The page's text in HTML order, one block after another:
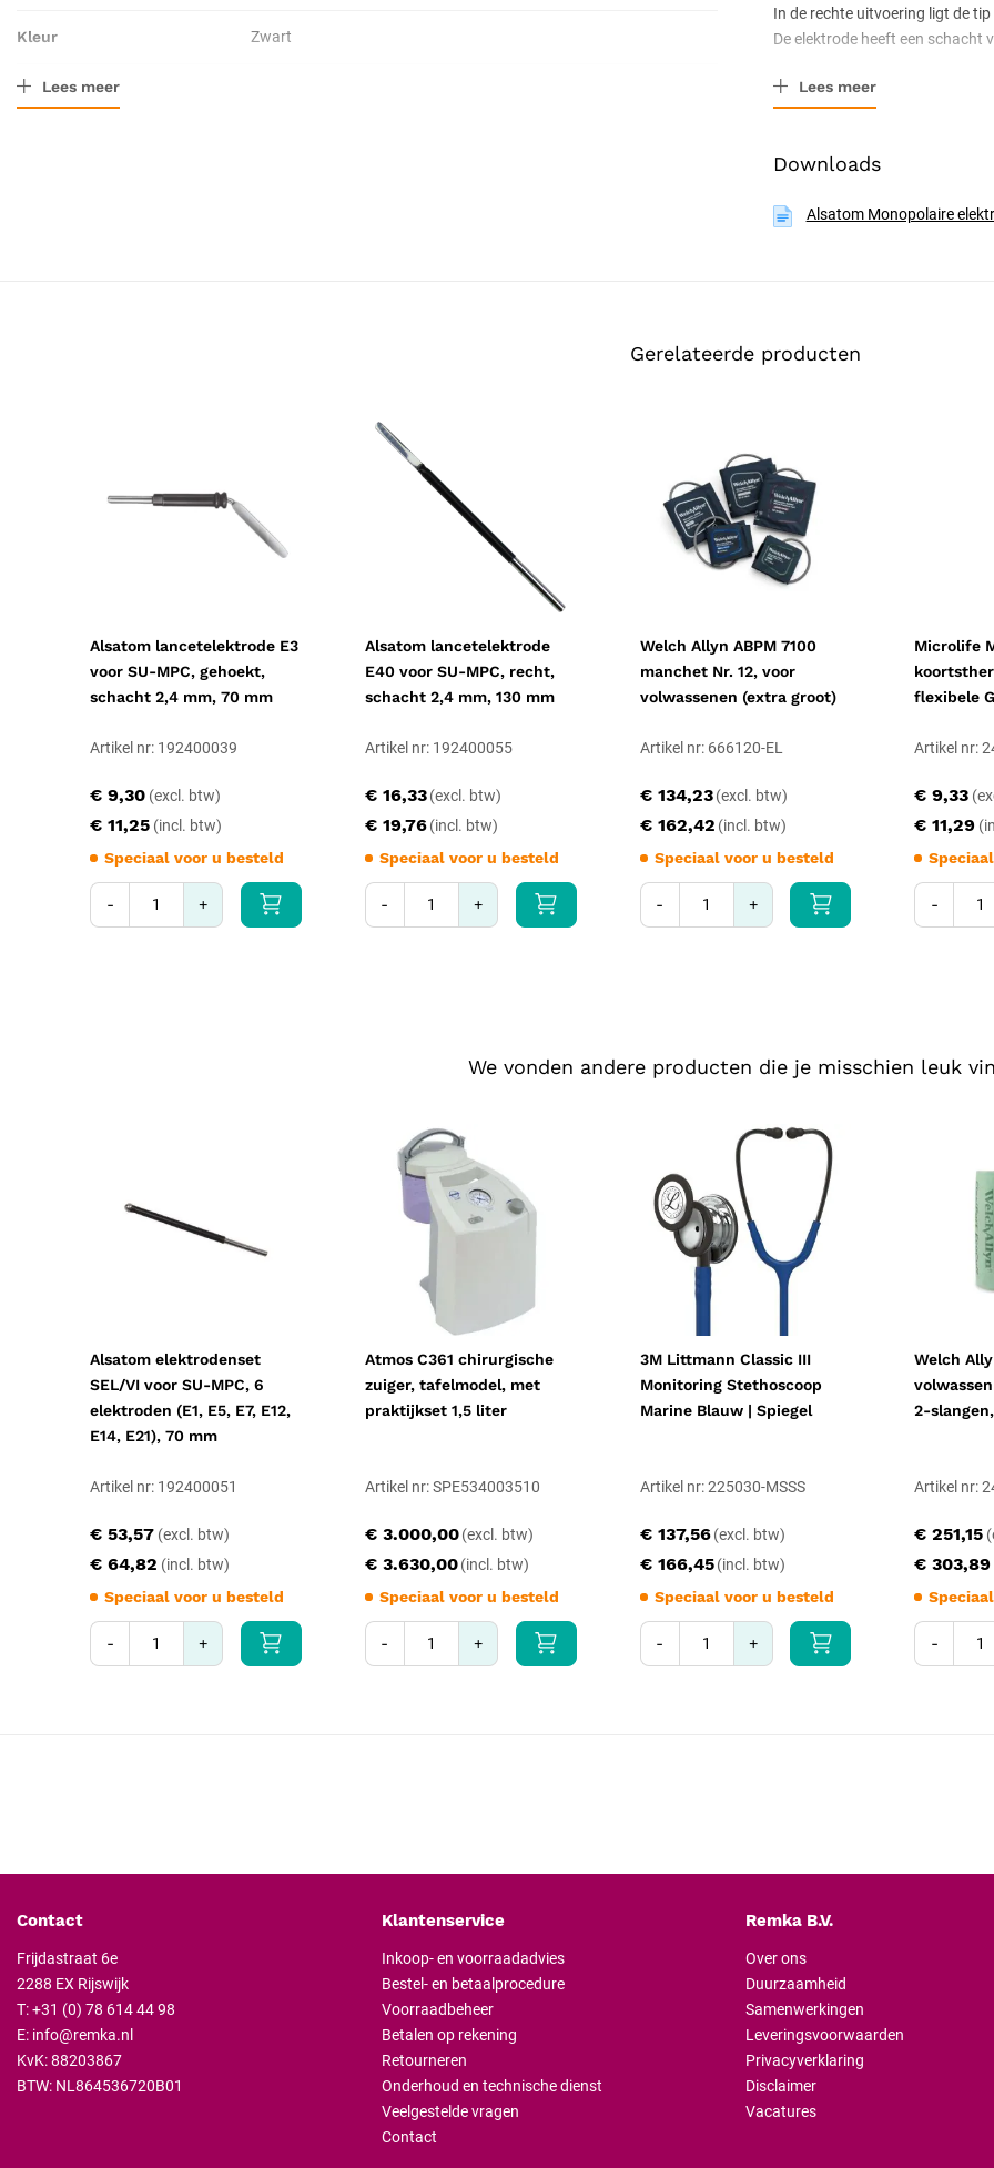
Kleur Zwart
Afmeting
Medische instrumenten
Lees meer
In de rechte uitvoering ligt de
De elektrode heeft een schacht
Gebruik met de
Als monopolaire elektrode
blendstand combineert snijden
juiste stand afhangt van het
tijdens een ingreep snel van
De elektrode is van roestvrij
beschadiging of aangekoekt
en steriliseer de elektrode na
beschadiging wordt alleen de
Lees meer
Downloads
Alsatom Monopolaire
Gerelateerde producten
Alsatom lancetelektrode E3
voor SU-MPC, gehoekt,
schacht 2,4 mm, 70 mm
Artikel nr: 192400039
€ 11,25
€ 9,30
Speciaal voor u besteld
- +
Alsatom lancetelektrode
E40 voor SU-MPC, recht,
schacht 2,4 mm, 130 mm
Artikel nr: 192400055
€ 19,76
€ 16,33
Speciaal voor u besteld
- +
Welch Allyn ABPM 7100
manchet Nr. 12, voor
volwassenen (extra groot)
Artikel nr: 666120-EL
€ 162,42
€ 134,23
Speciaal voor u besteld
- +
Microlife
flexibele
Artikel nr:
€ 11,29
€ 9,33
-
We vonden andere producten die je misschien leuk
Alsatom elektrodenset
SEL/VI voor SU-MPC, 6
elektroden (E1, E5, E7, E12,
E14, E21), 70 mm
Artikel nr: 192400051
€ 64,82
€ 53,57
Speciaal voor u besteld
- +
Atmos C361 chirurgische
zuiger, tafelmodel, met
praktijkset 1,5 liter
Artikel nr: SPE534003510
€ 3.630,00
€ 3.000,00
Speciaal voor u besteld
- +
3M Littmann Classic III
Monitoring Stethoscoop
Marine Blauw | Spiegel
Artikel nr: 225030-MSSS
€ 166,45
€ 137,56
Speciaal voor u besteld
- +
Welch
2-
Artikel nr:
€ 303,89
€ 251,15
-
Contact
Frijdastraat 6e
2288 EX Rijswijk
T:+31 (0) 78 614 44 98
E: info@remka.nl
KvK: 88203867
BTW: NL864536720B01
Klantenservice
Inkoop- en voorraadadvies
Bestel- en betaalprocedure
Voorraadbeheer
Betalen op rekening
Retourneren
Onderhoud en technische dienst
Veelgestelde vragen
Contact
Remka B.V.
Over ons
Duurzaamheid
Samenwerkingen
Leveringsvoorwaarden
Privacyverklaring
Disclaimer
Vacatures